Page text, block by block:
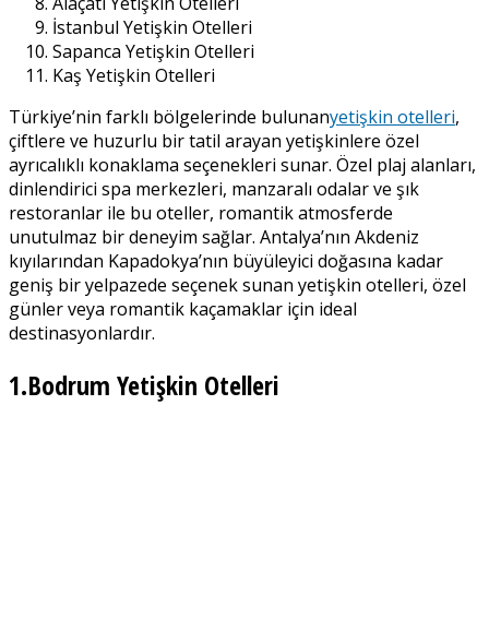
İstanbul Yetişkin Otelleri
Sapanca Yetişkin Otelleri
Kaş Yetişkin Otelleri
Türkiye’nin farklı bölgelerinde bulunanyetişkin otelleri,
çiftlere ve huzurlu bir tatil arayan yetişkinlere özel
ayrıcalıklı konaklama seçenekleri sunar. Özel plaj alanları,
dinlendirici spa merkezleri, manzaralı odalar ve şık
restoranlar ile bu oteller, romantik atmosferde
unutulmaz bir deneyim sağlar. Antalya’nın Akdeniz
kıyılarından Kapadokya’nın büyüleyici doğasına kadar
geniş bir yelpazede seçenek sunan yetişkin otelleri, özel
günler veya romantik kaçamaklar için ideal
destinasyonlardır.
1.Bodrum Yetişkin Otelleri